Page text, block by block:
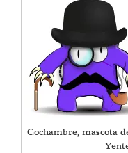
Cochambre, mascota